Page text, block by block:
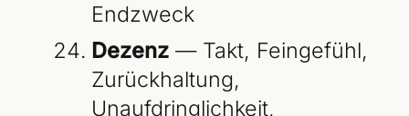
Endzweck
Dezenz— Takt, Feingefühl,
Zurückhaltung,
Unaufdringlichkeit,